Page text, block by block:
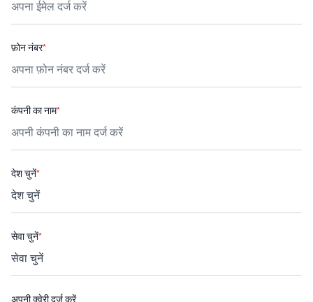
फ़ोन नंबर*
कंपनी का नाम*
देश चुनें*
सेवा चुनें*